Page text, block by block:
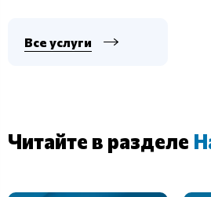
Все услуги
Читайте в разделе